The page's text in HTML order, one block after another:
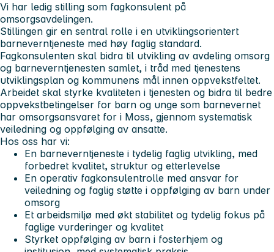
Vi har ledig stilling som fagkonsulent på
omsorgsavdelingen.
Stillingen gir en sentral rolle i en utviklingsorientert
barneverntjeneste med høy faglig standard.
Fagkonsulenten skal bidra til utvikling av avdeling omsorg
og barneverntjenesten samlet, i tråd med tjenestens
utviklingsplan og kommunens mål innen oppvekstfeltet.
Arbeidet skal styrke kvaliteten i tjenesten og bidra til bedre
oppvekstbetingelser for barn og unge som barnevernet
har omsorgsansvaret for i Moss, gjennom systematisk
veiledning og oppfølging av ansatte.
Hos oss har vi:
En barneverntjeneste i tydelig faglig utvikling, med
forbedret kvalitet, struktur og etterlevelse
En operativ fagkonsulentrolle med ansvar for
veiledning og faglig støtte i oppfølging av barn under
omsorg
Et arbeidsmiljø med økt stabilitet og tydelig fokus på
faglige vurderinger og kvalitet
Styrket oppfølging av barn i fosterhjem og